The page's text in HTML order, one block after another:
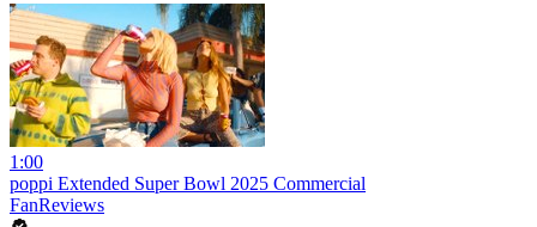
1:00
poppi Extended Super Bowl 2025 Commercial
FanReviews